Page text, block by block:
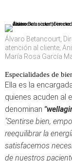
Álvaro Betancourt,
atención al cliente;
María Rosa García
Especialidades de
Ella es la
quienes acuden al
denominan
"Sentirse bien,
reequilibrar la
satisfacemos
de nuestros